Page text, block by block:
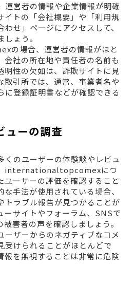
運営者の情報や企業情報が明確
イトの「会社概要」や「利用規
せ」ページにアクセスして、
ょう。
場合、運営者の情報がほと
会社の所在地や責任者の名前も
明性の欠如は、詐欺サイトに見
取引所では、通常、事業者名や
に登録証明書などが確認できる
ューの調査
くのユーザーの体験談やレビュ
internationaltopcomexにつ
ユーザーの評価を確認すること
手法が使用されている場合、
トラブル報告が見つかることが
ーサイトやフォーラム、SNSで
害者の声を確認しましょう。
ーザーからのネガティブなコメ
受けられることがほとんどで
報を無視することは非常に危険